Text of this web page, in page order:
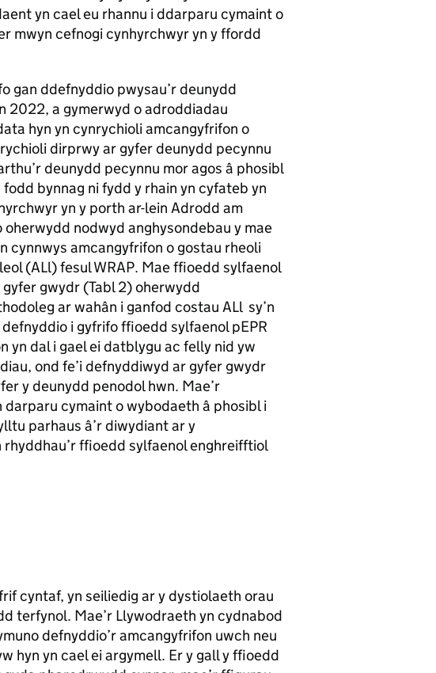
yn cael eu rhannu i ddarparu cymaint o
mwyn cefnogi cynhyrchwyr yn y ffordd
gan ddefnyddio pwysau’r deunydd
2022, a gymerwyd o adroddiadau
hyn yn cynrychioli amcangyfrifon o
dirprwy ar gyfer deunydd pecynnu
deunydd pecynnu mor agos â phosibl
bynnag ni fydd y rhain yn cyfateb yn
yn y porth ar-lein Adrodd am
nodwyd anghysondebau y mae
cynnwys amcangyfrifon o gostau rheoli
(ALl) fesul WRAP. Mae ffioedd sylfaenol
gwydr (Tabl 2) oherwydd
ar wahân i ganfod costau ALl sy’n
i gyfrifo ffioedd sylfaenol pEPR
yn dal i gael ei datblygu ac felly nid yw
ond fe’i defnyddiwyd ar gyfer gwydr
y deunydd penodol hwn. Mae’r
cymaint o wybodaeth â phosibl i
parhaus â’r diwydiant ar y
ffioedd sylfaenol enghreifftiol
cyntaf, yn seiliedig ar y dystiolaeth orau
terfynol. Mae’r Llywodraeth yn cydnabod
defnyddio’r amcangyfrifon uwch neu
hyn yn cael ei argymell. Er y gall y ffioedd